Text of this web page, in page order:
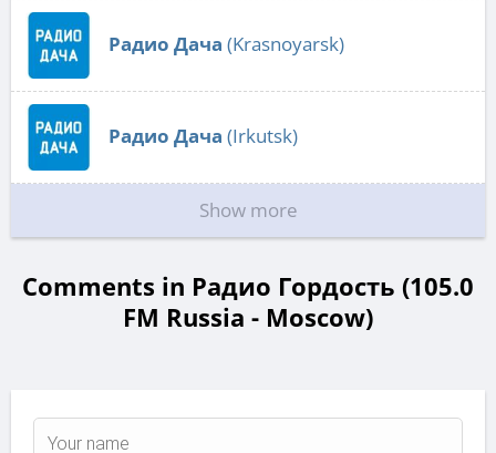
Радио Дача (Krasnoyarsk)
Радио Дача (Irkutsk)
Show more
Comments in Радио Гордость (105.0
FM Russia - Moscow)